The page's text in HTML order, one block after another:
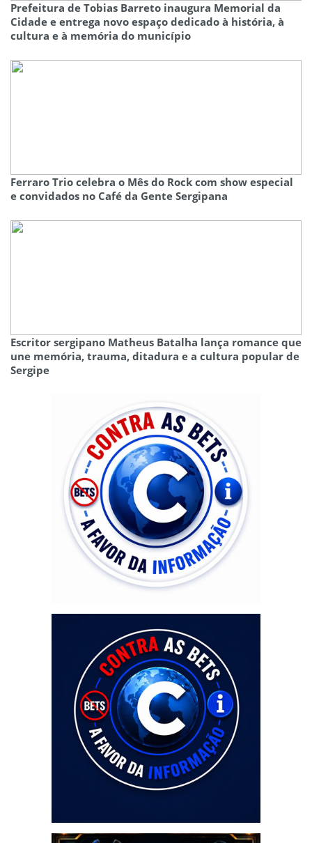
Prefeitura de Tobias Barreto inaugura Memorial da
Cidade e entrega novo espaço dedicado à história, à
cultura e à memória do município
Ferraro Trio celebra o Mês do Rock com show especial
e convidados no Café da Gente Sergipana
Escritor sergipano Matheus Batalha lança romance que
une memória, trauma, ditadura e a cultura popular de
Sergipe